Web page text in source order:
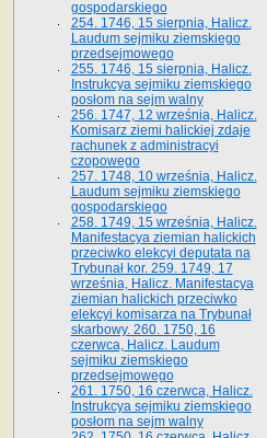
gospodarskiego
254. 1746, 15 sierpnia, Halicz.
Laudum sejmiku ziemskiego
przedsejmowego
255. 1746, 15 sierpnia, Halicz.
Instrukcya sejmiku ziemskiego
posłom na sejm walny
256. 1747, 12 września, Halicz.
Komisarz ziemi halickiej zdaje
rachunek z administracyi
czopowego
257. 1748, 10 września, Halicz.
Laudum sejmiku ziemskiego
gospodarskiego
258. 1749, 15 września, Halicz.
Manifestacya ziemian halickich
przeciwko elekcyi deputata na
Trybunał kor. 259. 1749, 17
września, Halicz. Manifestacya
ziemian halickich przeciwko
elekcyi komisarza na Trybunał
skarbowy. 260. 1750, 16
czerwca, Halicz. Laudum
sejmiku ziemskiego
przedsejmowego
261. 1750, 16 czerwca, Halicz.
Instrukcya sejmiku ziemskiego
posłom na sejm walny